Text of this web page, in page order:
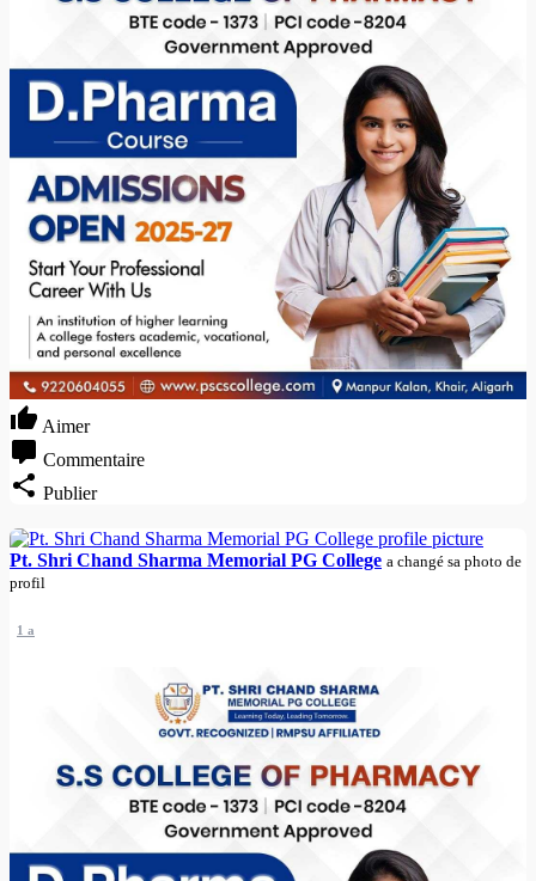
Aimer
Commentaire
Publier
Pt. Shri Chand Sharma Memorial PG College a changé sa photo de
profil
1 a